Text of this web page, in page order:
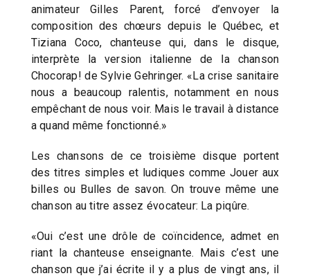
animateur Gilles Parent, forcé d’envoyer la
composition des chœurs depuis le Québec, et
Tiziana Coco, chanteuse qui, dans le disque,
interprète la version italienne de la chanson
Chocorap! de Sylvie Gehringer. «La crise sanitaire
nous a beaucoup ralentis, notamment en nous
empêchant de nous voir. Mais le travail à distance
a quand même fonctionné.»
Les chansons de ce troisième disque portent
des titres simples et ludiques comme Jouer aux
billes ou Bulles de savon. On trouve même une
chanson au titre assez évocateur: La piqûre.
«Oui c’est une drôle de coïncidence, admet en
riant la chanteuse enseignante. Mais c’est une
chanson que j’ai écrite il y a plus de vingt ans, il